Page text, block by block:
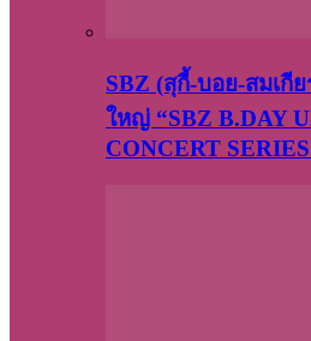
SBZ (สุกี้-บอย-สมเกี
ใหญ่ “SBZ B.DAY
CONCERT